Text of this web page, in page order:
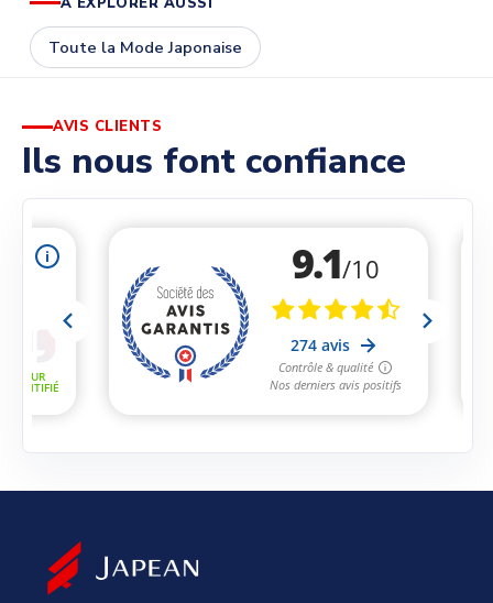
Toute la Mode Japonaise
AVIS CLIENTS
Ils nous font confiance